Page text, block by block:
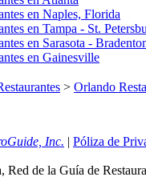
en Naples, Florida
en Tampa - St.
en Sarasota -
en Gainesville
> Orlando
Inc. | Póliza de
de la Guía de